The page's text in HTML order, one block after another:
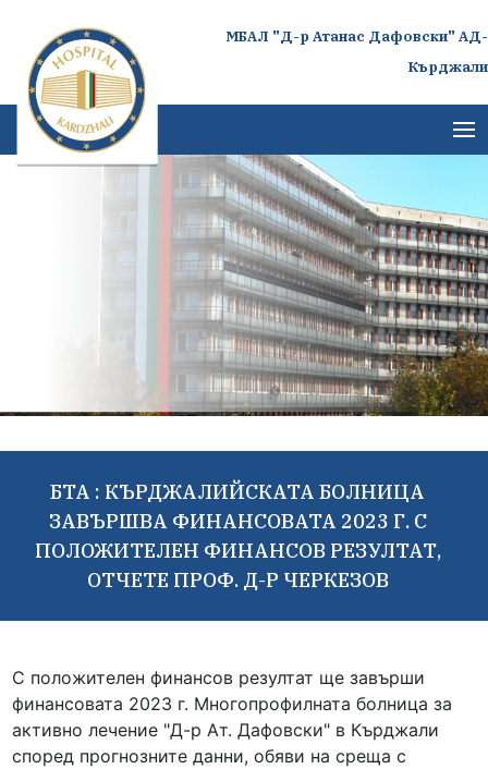
МБАЛ "Д-р Атанас Дафовски" АД-
Кърджали
БТА : КЪРДЖАЛИЙСКАТА БОЛНИЦА
ЗАВЪРШВА ФИНАНСОВАТА 2023 Г. С
ПОЛОЖИТЕЛЕН ФИНАНСОВ РЕЗУЛТАТ,
ОТЧЕТЕ ПРОФ. Д-Р ЧЕРКЕЗОВ
С положителен финансов резултат ще завърши
финансовата 2023 г. Многопрофилната болница за
активно лечение "Д-р Ат. Дафовски" в Кърджали
според прогнозните данни, обяви на среща с